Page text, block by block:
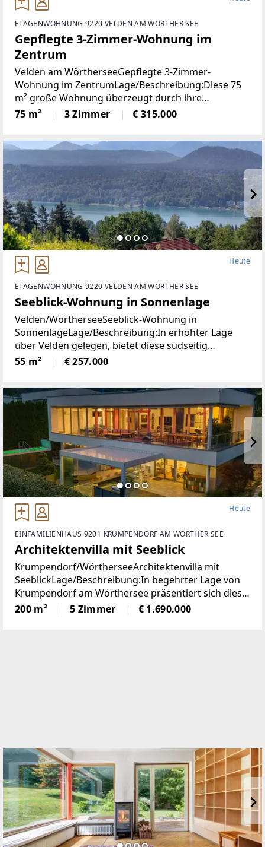
ETAGENWOHNUNG 9220 VELDEN AM WÖRTHER SEE
Gepflegte 3-Zimmer-Wohnung im
Zentrum
Velden am WörtherseeGepflegte 3-Zimmer-
Wohnung im ZentrumLage/Beschreibung:Diese 75
m² große Wohnung überzeugt durch ihre
durchdachte Raumaufteilung und ihre
ausgezeichnete Lage im Zentrum von Velden. Zwei
75 m² 3 Zimmer € 315.000
Heute
ETAGENWOHNUNG 9220 VELDEN AM WÖRTHER SEE
Seeblick-Wohnung in Sonnenlage
Velden/WörtherseeSeeblick-Wohnung in
SonnenlageLage/Beschreibung:In erhöhter Lage
über Velden gelegen, bietet diese südseitig
ausgerichtete Wohnung angenehme
Lichtverhältnisse und einen schönen Blick auf den
55 m² € 257.000
Heute
EINFAMILIENHAUS 9201 KRUMPENDORF AM WÖRTHER SEE
Architektenvilla mit Seeblick
Krumpendorf/WörtherseeArchitektenvilla mit
SeeblickLage/Beschreibung:In begehrter Lage von
Krumpendorf am Wörthersee präsentiert sich diese
herausragende Architekten-Villa als ein wahres
Refugium für Anspruchsvolle. Die im Jahr 2010
200 m² 5 Zimmer € 1.690.000